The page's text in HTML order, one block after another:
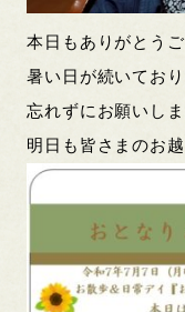
本日もありがとうご
暑い日が続いてお
忘れずにお願いしま
明日も皆さまのお